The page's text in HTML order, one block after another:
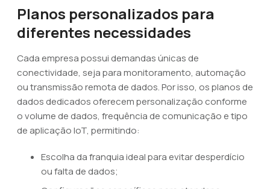
Planos personalizados para
diferentes necessidades
Cada empresa possui demandas únicas de
conectividade, seja para monitoramento, automação
ou transmissão remota de dados. Por isso, os planos de
dados dedicados oferecem personalização conforme
o volume de dados, frequência de comunicação e tipo
de aplicação IoT, permitindo:
Escolha da franquia ideal para evitar desperdício
ou falta de dados;